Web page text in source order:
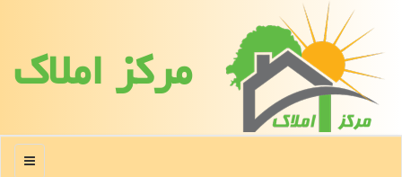
مركز املاك
منو